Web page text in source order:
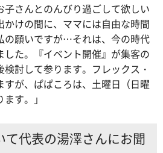
子さんとのんびり過ごして欲しい
かけの間に、ママには自由な時間
の願いですが…それは、今の時代
た。『イベント開催』が集客の
討して参ります。フレックス・
が、ぱぱころは、土曜日（日曜
す。」
て代表の湯澤さんにお聞